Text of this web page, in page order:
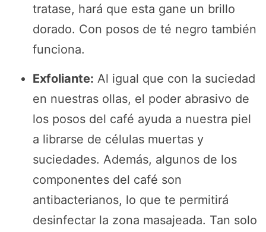
tratase, hará que esta gane un brillo
dorado. Con posos de té negro también
funciona.
Exfoliante: Al igual que con la suciedad
en nuestras ollas, el poder abrasivo de
los posos del café ayuda a nuestra piel
a librarse de células muertas y
suciedades. Además, algunos de los
componentes del café son
antibacterianos, lo que te permitirá
desinfectar la zona masajeada. Tan solo